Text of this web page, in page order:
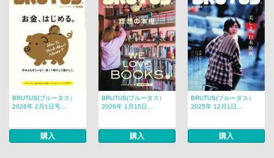
BRUTUS(ブルータス）
2026年 2月1日号...
購入
BRUTUS(ブルータス）
2026年 1月15日...
購入
BRUTUS(ブルータス）
2025年 12月1日...
購入